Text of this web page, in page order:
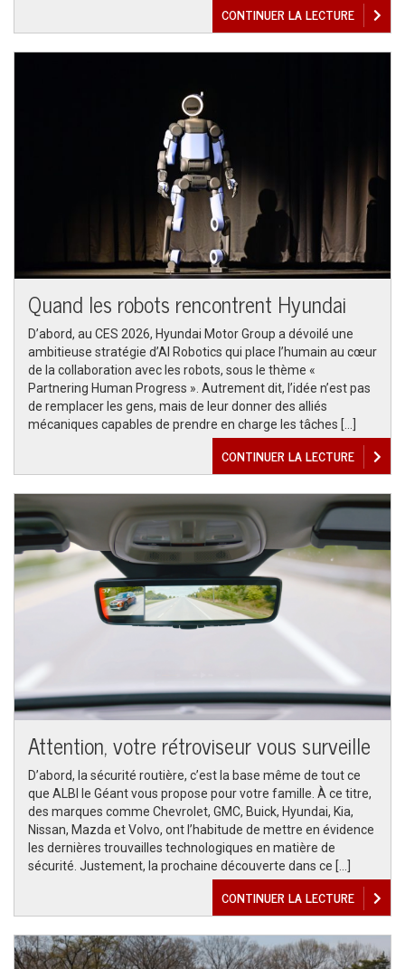
CONTINUER LA LECTURE
Quand les robots rencontrent Hyundai
D’abord, au CES 2026, Hyundai Motor Group a dévoilé une
ambitieuse stratégie d’AI Robotics qui place l’humain au cœur
de la collaboration avec les robots, sous le thème «
Partnering Human Progress ». Autrement dit, l’idée n’est pas
de remplacer les gens, mais de leur donner des alliés
mécaniques capables de prendre en charge les tâches […]
CONTINUER LA LECTURE
Attention, votre rétroviseur vous surveille
D’abord, la sécurité routière, c’est la base même de tout ce
que ALBI le Géant vous propose pour votre famille. À ce titre,
des marques comme Chevrolet, GMC, Buick, Hyundai, Kia,
Nissan, Mazda et Volvo, ont l’habitude de mettre en évidence
les dernières trouvailles technologiques en matière de
sécurité. Justement, la prochaine découverte dans ce […]
CONTINUER LA LECTURE